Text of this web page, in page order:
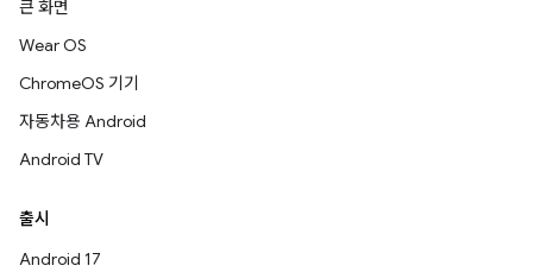
큰 화면
Wear OS
ChromeOS 기기
자동차용 Android
Android TV
출시
Android 17